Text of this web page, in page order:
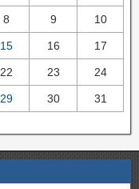
8 9 10
15 16 17
22 23 24
29 30 31